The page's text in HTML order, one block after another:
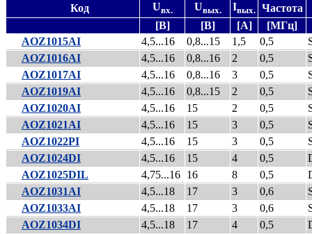
Код Uвх. Uвых. Iвых. Частота
[В]
[В] [А]
[МГц]
AOZ1015AI
4,5...16 0,8...15 1,5 0,5
AOZ1016AI
4,5...16 0,8...16 2 0,5
AOZ1017AI
4,5...16 0,8...16 3 0,5
AOZ1019AI
4,5...16 0,8...15 2 0,5
AOZ1020AI
4,5...16 15 2 0,5
AOZ1021AI
4,5...16 15 3 0,5
AOZ1022PI
4,5...16 15 3 0,5
AOZ1024DI
4,5...16 15 4 0,5
AOZ1025DIL
4,75...16 16 8 0,5
AOZ1031AI
4,5...18 17 3 0,6
AOZ1033AI
4,5...18 17 3 0,6
AOZ1034DI
4,5...18 17 4 0,5